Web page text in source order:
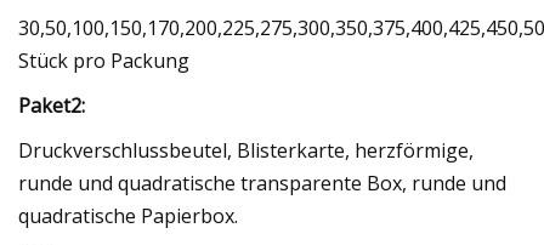
Stück pro Packung
Paket2:
Druckverschlussbeutel, Blisterkarte, herzförmige,
runde und quadratische transparente Box, runde und
quadratische Papierbox.